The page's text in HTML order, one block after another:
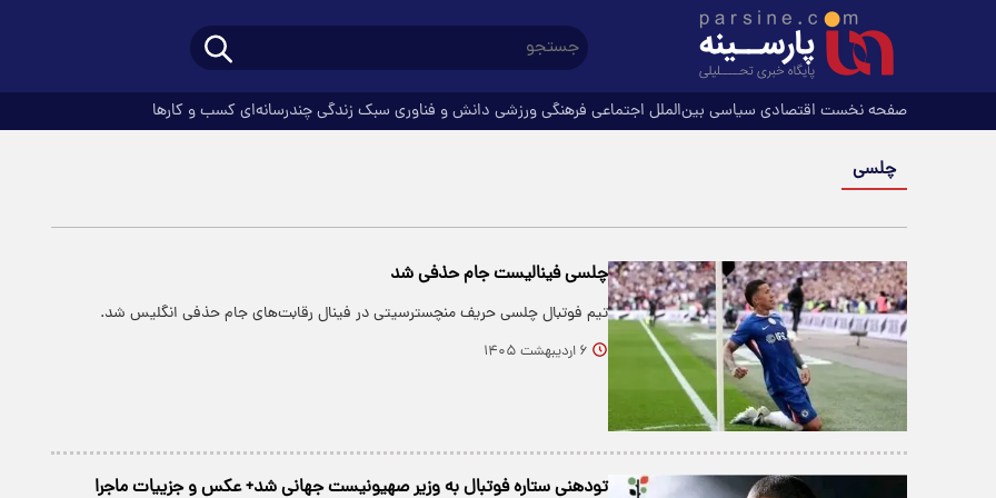
صفحه نخست اقتصادی سیاسی بین‌الملل اجتماعی فرهنگیورزشی دانش و فناوری سبک زندگیچندرسانه‌ای کسب و کارها
چلسی
چلسی فینالیست جام حذفی شد
تیم فوتبال چلسی حریف منچسترسیتی در فینال رقابت‌های جام حذفی انگلیس شد.
۶ اردیبهشت ۱۴۰۵
تودهنی ستاره فوتبال به وزیر صهیونیست جهانی شد+ عکس و جزییات ماجرا